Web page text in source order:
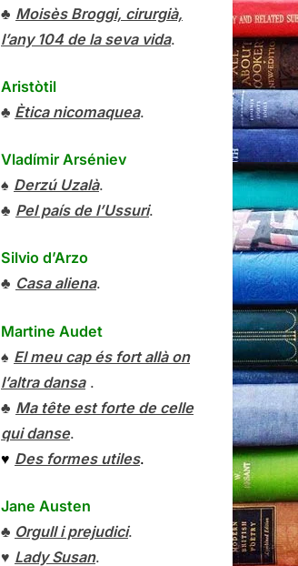
♣ Moisès Broggi, cirurgià,
l’any 104 de la seva vida.
Aristòtil
♣ Ètica nicomaquea.
Vladímir Arséniev
♠ Derzú Uzalà.
♣ Pel país de l’Ussuri.
Silvio d’Arzo
♣ Casa aliena.
Martine Audet
♠ El meu cap és fort allà on
l’altra dansa.
♣ Ma tête est forte de celle
qui danse.
♥ Des formes utiles.
Jane Austen
♣ Orgull i prejudici.
♥ Lady Susan.